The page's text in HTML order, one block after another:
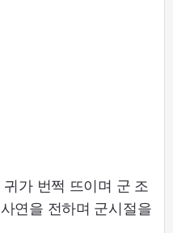
가 번쩍 뜨이며 군 조
연을 전하며 군시절을